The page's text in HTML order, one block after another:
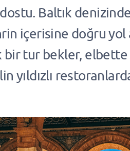
Baltık
içerisine doğru yol
tur bekler, elbette
yıldızlı